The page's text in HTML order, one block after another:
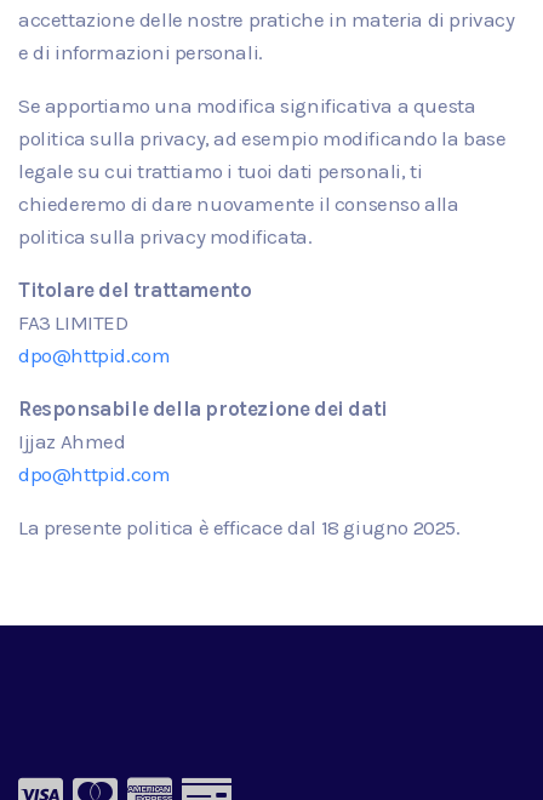
accettazione delle nostre pratiche in materia di privacy
e di informazioni personali.
Se apportiamo una modifica significativa a questa
politica sulla privacy, ad esempio modificando la base
legale su cui trattiamo i tuoi dati personali, ti
chiederemo di dare nuovamente il consenso alla
politica sulla privacy modificata.
Titolare del trattamento
FA3 LIMITED
dpo@httpid.com
Responsabile della protezione dei dati
Ijjaz Ahmed
dpo@httpid.com
La presente politica è efficace dal 18giugno 2025.